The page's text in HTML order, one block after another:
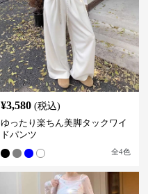
¥3,580 (税込)
ゆったり楽ちん美脚タックワイ
ドパンツ
全4色